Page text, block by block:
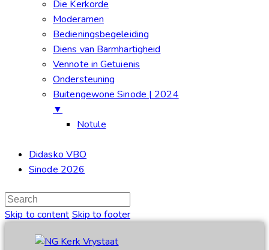
Die Kerkorde
Moderamen
Bedieningsbegeleiding
Diens van Barmhartigheid
Vennote in Getuienis
Ondersteuning
Buitengewone Sinode | 2024
▼
Notule
Didasko VBO
Sinode 2026
Skip to content Skip to footer